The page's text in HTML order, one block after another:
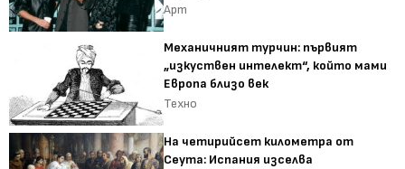
Арт
Механичният турчин: първият
„изкуствен интелект“, който мами
Европа близо век
Техно
На четирийсет километра от
Сеута: Испания изселва